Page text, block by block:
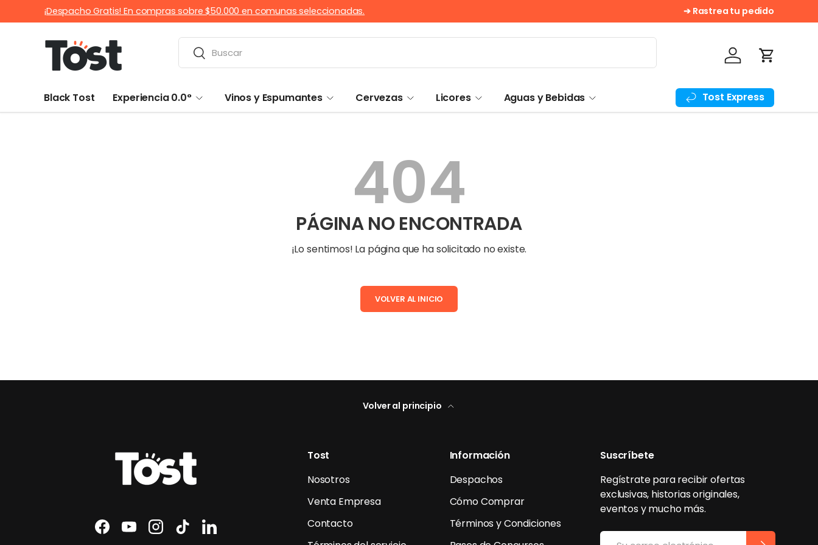
IR AL CONTENIDO
¡Despacho Gratis! En compras sobre $50.000 en comunas seleccionadas. ➔ Rastrea tu pedido
Buscar
Iniciar sesión
Carrito
Black Tost Experiencia 0.0° Vinos y Espumantes Cervezas Licores Aguas y Bebidas Tost Express
404
PÁGINA NO ENCONTRADA
¡Lo sentimos! La página que ha solicitado no existe.
VOLVER AL INICIO
Volver al principio
Facebook
YouTubeInstagram
TikTokLinkedIn
Tost
Nosotros
Venta Empresa
Contacto
Información
Despachos
Cómo Comprar
Términos y Condiciones
Suscríbete
Regístrate para recibir ofertas
exclusivas, historias originales,
eventos y mucho más.
Correo electrónico SUSCRIBIRSE